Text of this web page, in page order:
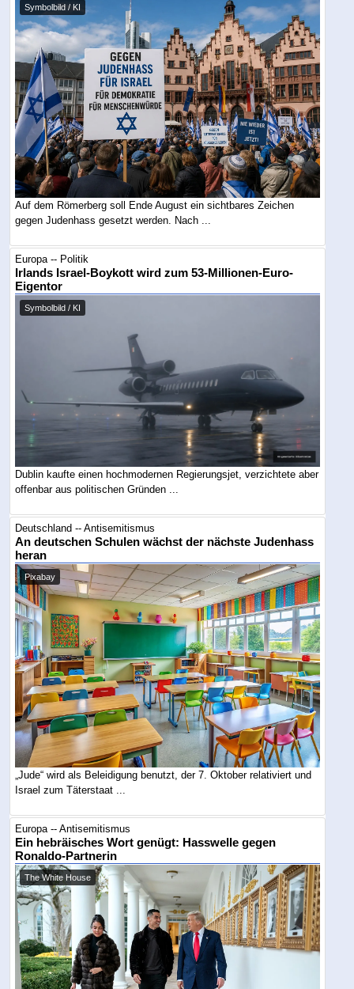
Symbolbild / KI
Auf dem Römerberg soll Ende August ein sichtbares Zeichen
gegen Judenhass gesetzt werden. Nach ...
Europa -- Politik
Irlands Israel-Boykott wird zum 53-Millionen-Euro-
Eigentor
Symbolbild / KI
Dublin kaufte einen hochmodernen Regierungsjet, verzichtete aber
offenbar aus politischen Gründen ...
Deutschland -- Antisemitismus
An deutschen Schulen wächst der nächste Judenhass
heran
Pixabay
„Jude“ wird als Beleidigung benutzt, der 7. Oktober relativiert und
Israel zum Täterstaat ...
Europa -- Antisemitismus
Ein hebräisches Wort genügt: Hasswelle gegen
Ronaldo-Partnerin
The White House